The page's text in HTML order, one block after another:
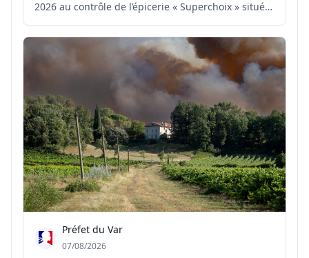
2026 au contrôle de l’épicerie « Superchoix » située
les policiers ont constaté: ▪️ des cigarettes de type «
puffs » interdites à la vente ; ▪️ du ta...
Préfet du Var
07/08/2026